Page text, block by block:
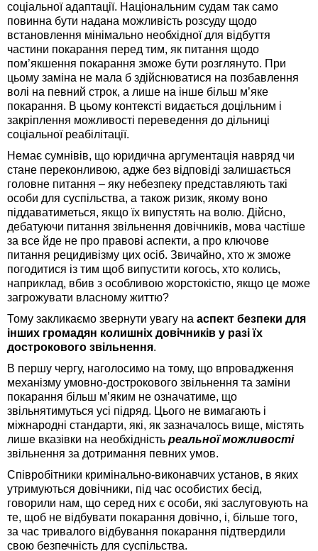
соціальної адаптації. Національним судам так само
повинна бути надана можливість розсуду щодо
встановлення мінімально необхідної для відбуття
частини покарання перед тим, як питання щодо
пом’якшення покарання зможе бути розглянуто. При
цьому заміна не мала б здійснюватися на позбавлення
волі на певний строк, а лише на інше більш м’яке
покарання. В цьому контексті видається доцільним і
закріплення можливості переведення до дільниці
соціальної реабілітації.
Немає сумнівів, що юридична аргументація навряд чи
стане переконливою, адже без відповіді залишається
головне питання – яку небезпеку представляють такі
особи для суспільства, а також ризик, якому воно
піддаватиметься, якщо їх випустять на волю. Дійсно,
дебатуючи питання звільнення довічників, мова частіше
за все йде не про правові аспекти, а про ключове
питання рецидивізму цих осіб. Звичайно, хто ж зможе
погодитися із тим щоб випустити когось, хто колись,
наприклад, вбив з особливою жорстокістю, якщо це може
загрожувати власному життю?
Тому закликаємо звернути увагу на аспект безпеки для
інших громадян колишніх довічників у разі їх
дострокового звільнення.
В першу чергу, наголосимо на тому, що впровадження
механізму умовно-дострокового звільнення та заміни
покарання більш м’яким не означатиме, що
звільнятимуться усі підряд. Цього не вимагають і
міжнародні стандарти, які, як зазначалось вище, містять
лише вказівки на необхідність реальної можливості
звільнення за дотримання певних умов.
Співробітники кримінально-виконавчих установ, в яких
утримуються довічники, під час особистих бесід,
говорили нам, що серед них є особи, які заслуговують на
те, щоб не відбувати покарання довічно, і, більше того,
за час тривалого відбування покарання підтвердили
свою безпечність для суспільства.